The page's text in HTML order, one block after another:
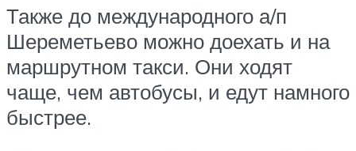
Также до международного а/п
Шереметьево можно доехать и на
маршрутном такси. Они ходят
чаще, чем автобусы, и едут намного
быстрее.